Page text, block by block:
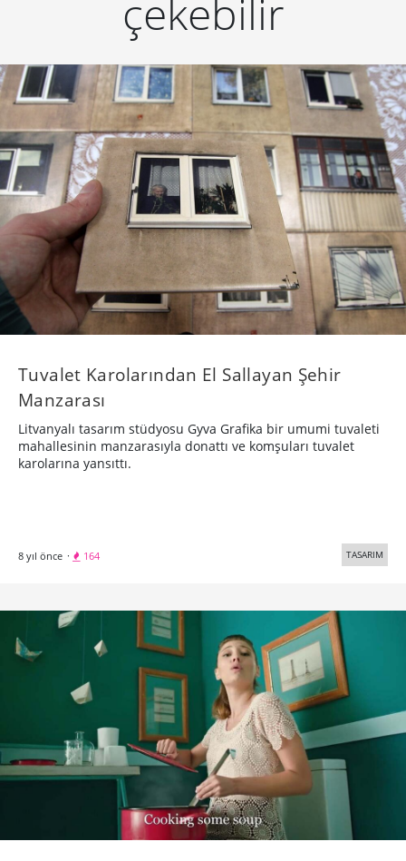
çekebilir
Tuvalet Karolarından El Sallayan Şehir
Manzarası
Litvanyalı tasarım stüdyosu Gyva Grafika bir umumi tuvaleti
mahallesinin manzarasıyla donattı ve komşuları tuvalet
karolarına yansıttı.
8 yıl önce · 164 TASARIM